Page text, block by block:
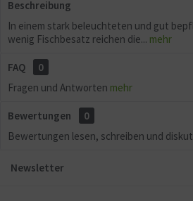
Beschreibung
In einem stark beleuchteten und gut
wenig Fischbesatz reichen die... mehr
FAQ
0
Fragen und Antworten mehr
Bewertungen
0
Bewertungen lesen, schreiben und
Newsletter